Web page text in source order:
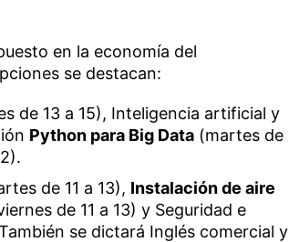
en la economía del
se destacan:
de 13 a 15), Inteligencia artificial y
Python para Big Data (martes de
de 11 a 13), Instalación de aire
de 11 a 13) y Seguridad e
se dictará Inglés comercial y